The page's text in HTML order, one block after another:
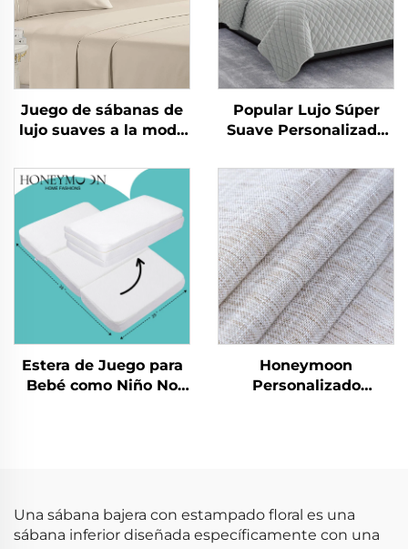
Juego de sábanas de
lujo suaves a la moda
90 g/m² lavadas
previamente de
microfibra sólida para
todas las temporadas
Popular Lujo Súper
Suave Personalizado
Edredón King Size 3
Piezas
Estera de Juego para
Bebé como Niño No
Honeymoon
Personalizado
Una sábana bajera con estampado floral es una
sábana inferior diseñada específicamente con una